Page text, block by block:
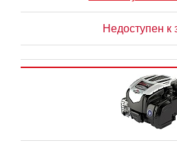
Недоступен к